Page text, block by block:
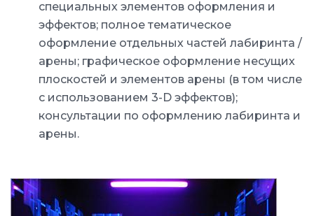
специальных элементов оформления и
эффектов; полное тематическое
оформление отдельных частей лабиринта /
арены; графическое оформление несущих
плоскостей и элементов арены (в том числе
с использованием 3-D эффектов);
консультации по оформлению лабиринта и
арены.